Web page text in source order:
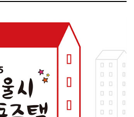
복
사 경
하
기
경
하
기